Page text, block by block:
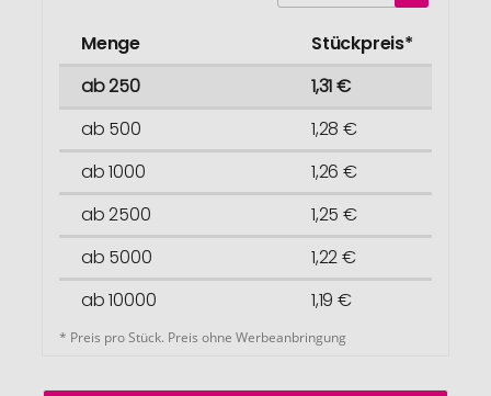
Menge
Stückpreis*
ab 250
1,31 €
ab 500
1,28 €
ab 1000
1,26 €
ab 2500
1,25 €
ab 5000
1,22 €
ab 10000
1,19 €
* Preis pro Stück. Preis ohne Werbeanbringung